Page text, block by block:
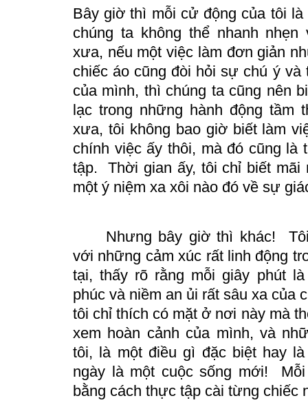
Bây giờ thì mỗi cử động của tôi là
chúng ta không thể nhanh
xưa, nếu một việc làm đơn giản
chiếc áo cũng đòi hỏi sự chú ý và
của mình, thì chúng ta cũng nên
lạc trong những hành động
xưa, tôi không bao giờ biết làm
chính việc ấy thôi, mà đó cũng là
tập. Thời gian ấy, tôi chỉ biết
một ý niệm xa xôi nào đó về sự
Nhưng bây giờ thì khác!
với những cảm xúc rất linh động
tại, thấy rõ rằng mỗi giây phút
phúc và niềm an ủi rất sâu xa của
tôi chỉ thích có mặt ở nơi này mà
xem hoàn cảnh của mình, và
tôi, là một điều gì đặc biệt hay
ngày là một cuộc sống mới!
bằng cách thực tập cài từng chiếc